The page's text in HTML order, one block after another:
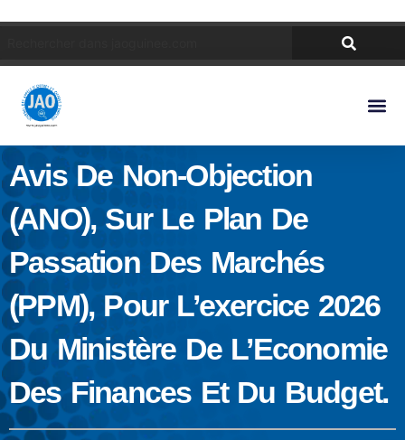
Avis De Non-Objection
(ANO), Sur Le Plan De
Passation Des Marchés
(PPM), Pour L’exercice 2026
Du Ministère De L’Economie
Des Finances Et Du Budget.